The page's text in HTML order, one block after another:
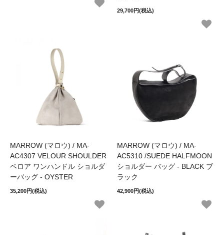
29,700円(税込)
MARROW (マロウ) / MA-
AC4307 VELOUR SHOULDER
ベロア ワンハンドル ショルダ
ーバッグ - OYSTER
35,200円(税込)
MARROW (マロウ) / MA-
AC5310 /SUEDE HALFMOON
ショルダー バッグ - BLACK ブ
ラック
42,900円(税込)